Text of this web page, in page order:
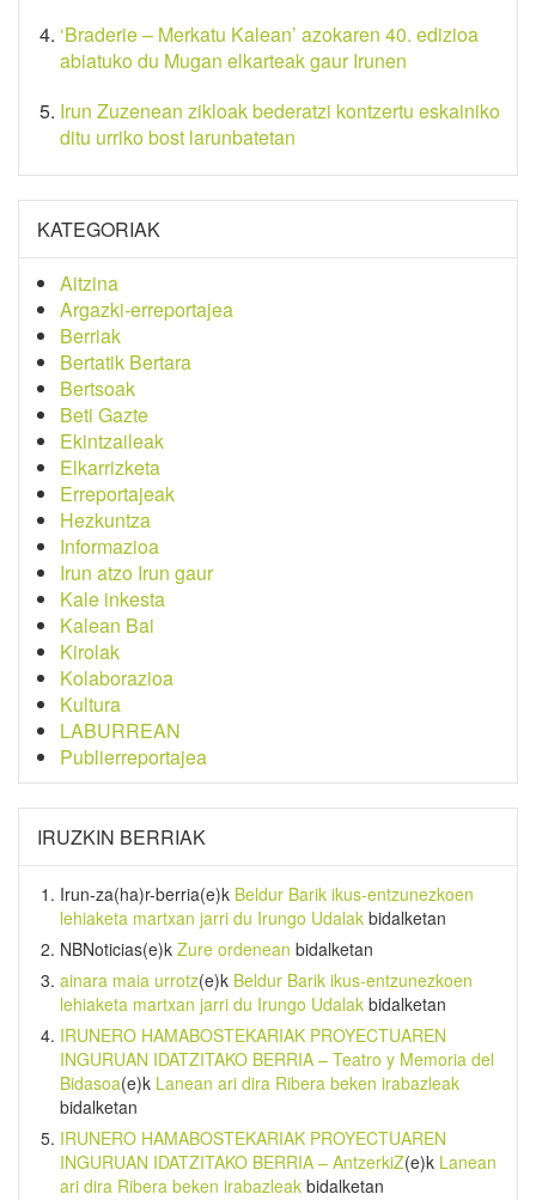
‘Braderie – Merkatu Kalean’ azokaren 40. edizioa
abiatuko du Mugan elkarteak gaur Irunen
Irun Zuzenean zikloak bederatzi kontzertu eskainiko
ditu urriko bost larunbatetan
KATEGORIAK
Aitzina
Argazki-erreportajea
Berriak
Bertatik Bertara
Bertsoak
Beti Gazte
Ekintzaileak
Elkarrizketa
Erreportajeak
Hezkuntza
Informazioa
Irun atzo Irun gaur
Kale inkesta
Kalean Bai
Kirolak
Kolaborazioa
Kultura
LABURREAN
Publierreportajea
IRUZKIN BERRIAK
Irun-za(ha)r-berria(e)k Beldur Barik ikus-entzunezkoen
lehiaketa martxan jarri du Irungo Udalak bidalketan
NBNoticias(e)k Zure ordenean bidalketan
ainara maia urrotz(e)k Beldur Barik ikus-entzunezkoen
lehiaketa martxan jarri du Irungo Udalak bidalketan
IRUNERO HAMABOSTEKARIAK PROYECTUAREN
INGURUAN IDATZITAKO BERRIA – Teatro y Memoria del
Bidasoa(e)k Lanean ari dira Ribera beken irabazleak
bidalketan
IRUNERO HAMABOSTEKARIAK PROYECTUAREN
INGURUAN IDATZITAKO BERRIA – AntzerkiZ(e)k Lanean
ari dira Ribera beken irabazleak bidalketan